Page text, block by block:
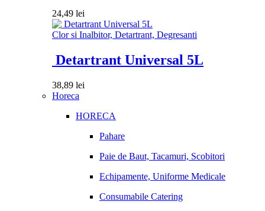
24,49 lei
Clor si Inalbitor, Detartrant, Degresanti
Detartrant Universal 5L
38,89 lei
Horeca
HORECA
Pahare
Paie de Baut, Tacamuri, Scobitori
Echipamente, Uniforme Medicale
Consumabile Catering